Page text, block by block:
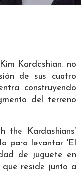
Kardashian, no
de sus cuatro
construyendo
del terreno
the Kardashians’
para levantar 'El
de juguete en
que reside junto a